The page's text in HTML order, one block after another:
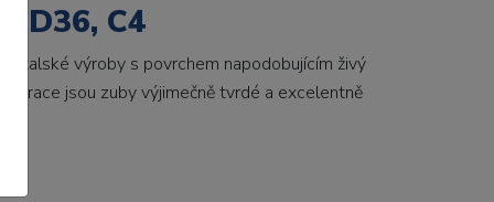
D36, C4
italské výroby s povrchem napodobujícím živý
jsou zuby výjimečně tvrdé a excelentně